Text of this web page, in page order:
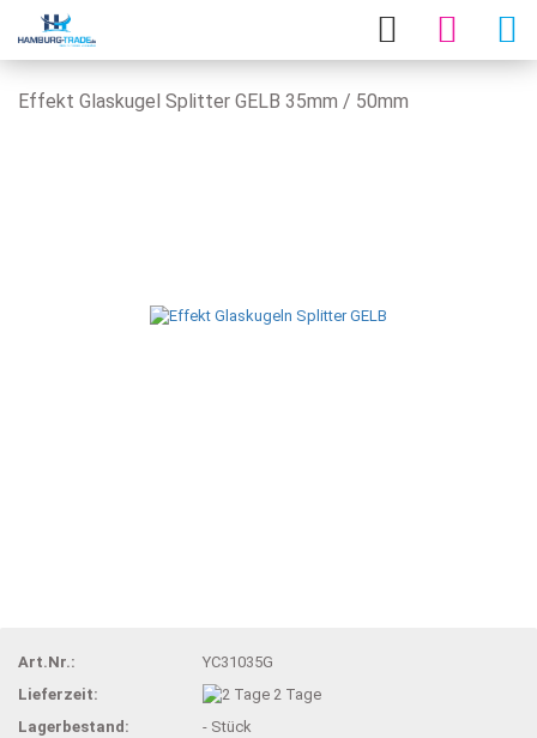
Effekt Glaskugel Splitter GELB 35mm / 50mm
Art.Nr.:
YC31035G
Lieferzeit:
2 Tage
Lagerbestand:
- Stück